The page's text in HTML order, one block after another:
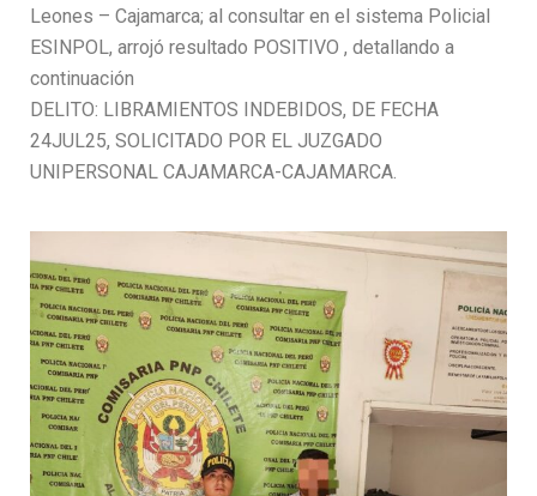
Leones – Cajamarca; al consultar en el sistema Policial
ESINPOL, arrojó resultado POSITIVO , detallando a
continuación
DELITO: LIBRAMIENTOS INDEBIDOS, DE FECHA
24JUL25, SOLICITADO POR EL JUZGADO
UNIPERSONAL CAJAMARCA-CAJAMARCA.